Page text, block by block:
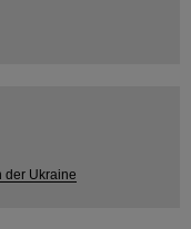
der Ukraine